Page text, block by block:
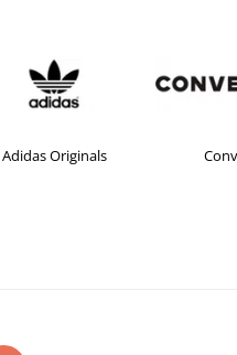
Originals Converse